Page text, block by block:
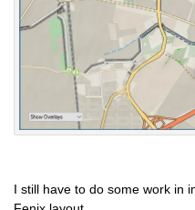
I still have to do some work in